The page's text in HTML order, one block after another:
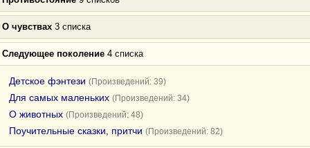
О чувствах 3 списка
Следующее поколение 4 списка
Детское фэнтези (Произведений: 39)
Для самых маленьких (Произведений: 34)
О животных (Произведений: 48)
Поучительные сказки, притчи (Произведений: 82)